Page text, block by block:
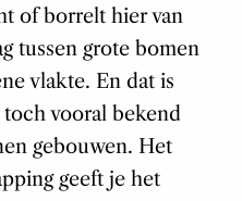
of borrelt hier van
tussen grote bomen
vlakte. En dat is
vooral bekend
gebouwen. Het
geeft je het